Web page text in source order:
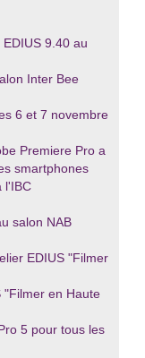
9.40 au
Inter Bee
6 et 7 novembre
Premiere Pro a
smartphones
l'IBC
salon NAB
EDIUS "Filmer
"Filmer en Haute
5 pour tous les